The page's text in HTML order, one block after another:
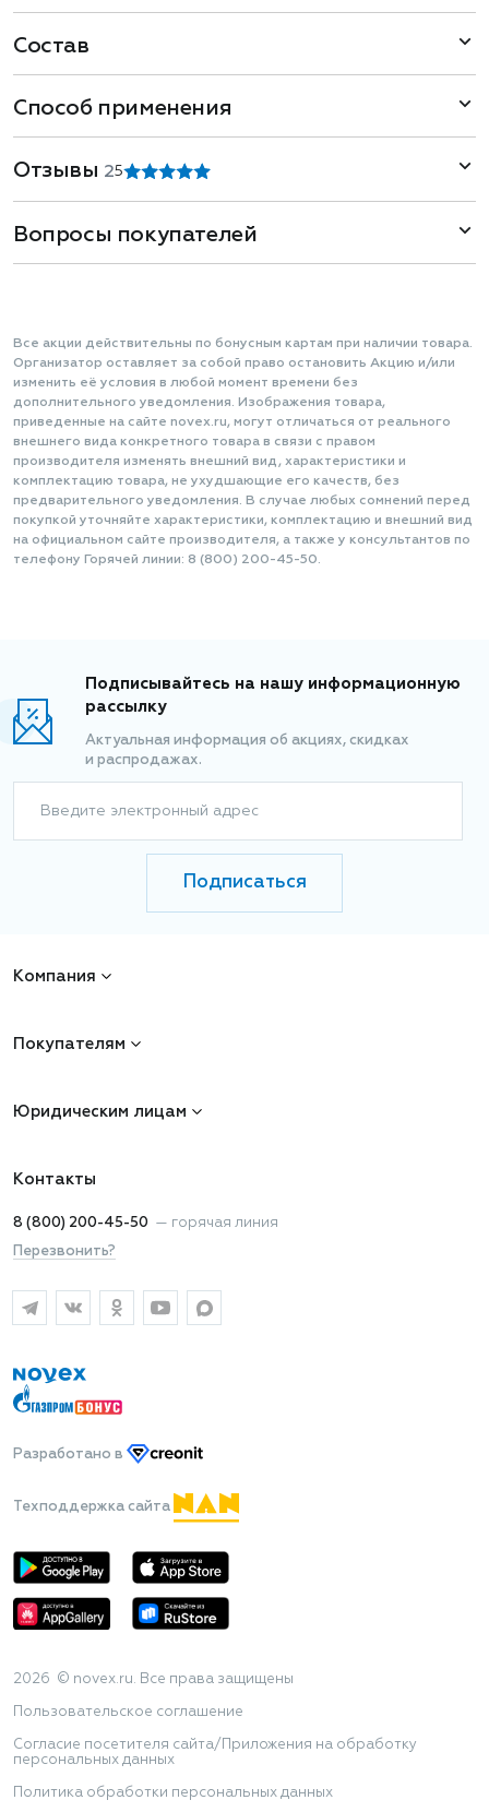
Состав
Способ применения
Отзывы 25
Вопросы покупателей
Все акции действительны по бонусным картам при наличии товара.
Организатор оставляет за собой право остановить Акцию и/или
изменить её условия в любой момент времени без
дополнительного уведомления. Изображения товара,
приведенные на сайте novex.ru, могут отличаться от реального
внешнего вида конкретного товара в связи с правом
производителя изменять внешний вид, характеристики и
комплектацию товара, не ухудшающие его качеств, без
предварительного уведомления. В случае любых сомнений перед
покупкой уточняйте характеристики, комплектацию и внешний вид
на официальном сайте производителя, а также у консультантов по
телефону Горячей линии: 8 (800) 200-45-50.
Подписывайтесь на нашу информационную
рассылку
Актуальная информация об акциях, скидках
и распродажах.
Введите электронный адрес
Подписаться
Компания
Покупателям
Юридическим лицам
Контакты
8 (800) 200-45-50 — горячая линия
Перезвонить?
Разработано в
Техподдержка сайта
2026 © novex.ru. Все права защищены
Пользовательское соглашение
Согласие посетителя сайта/Приложения на обработку
персональных данных
Политика обработки персональных данных